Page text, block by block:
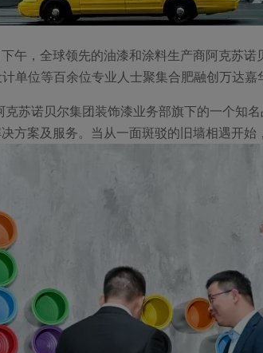
午，全球领先的油漆和涂料生产商阿克苏
单位等百余位专业人士聚集合肥融创万达
苏诺贝尔集团装饰漆业务部旗下的一个知
方案及服务。当从一面斑驳的旧墙相遇开